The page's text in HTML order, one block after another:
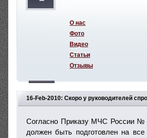
16-Feb-2010: Скоро у руководителей
Согласно Приказу МЧС России №
должен быть подготовлен на все
О нас
Фото
Видео
Статьи
Отзывы